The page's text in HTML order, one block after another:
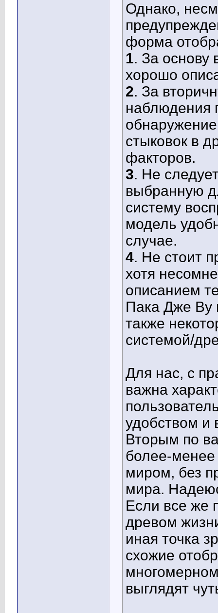
Однако,
форма
1. За основу
хорошо
2. За
наблюдения
стыковок в
факторов.
3. Не
выбранную
систему
модель
случае.
4. Не стоит
хотя
описанием
Пака Дже Ву
также
системой/
Для нас, с
важна
удобством и
Вторым по
более-
миром, без
мира.
Если все же
древом
иная точка
схожие
выглядят